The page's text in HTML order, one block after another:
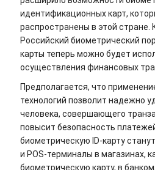
идентификационных карт,
распространены в этой стране.
Российский биометрический
карты теперь можно будет
осуществления финансовых
Предполагается, что
технологий позволит надежно
человека, совершающего
повысит безопасность
биометрическую ID-карту
и POS-терминалы в магазинах,
биометрическую карту, в